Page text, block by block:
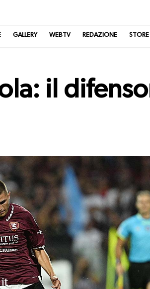
GALLERY WEBTV REDAZIONE STORE
il